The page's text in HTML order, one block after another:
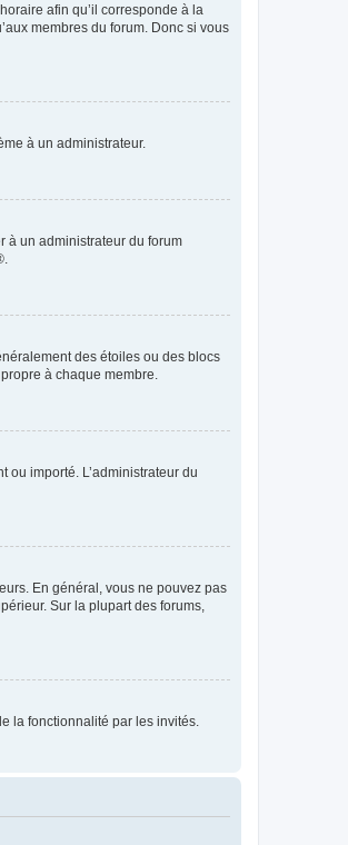
afin qu’il corresponde à la
membres du forum. Donc si vous
à un administrateur.
à un administrateur du forum
des étoiles ou des blocs
à chaque membre.
ou importé. L’administrateur du
En général, vous ne pouvez pas
Sur la plupart des forums,
la fonctionnalité par les invités.